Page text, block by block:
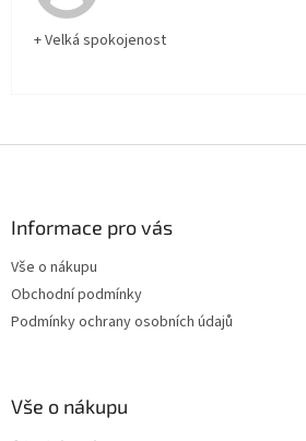
+ Velká spokojenost
Informace pro vás
Vše o nákupu
Obchodní podmínky
Podmínky ochrany osobních údajů
Vše o nákupu